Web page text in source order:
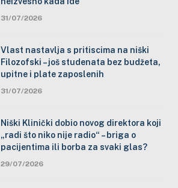
31/07/2026
Vlast nastavlja s pritiscima na niški
Filozofski – još studenata bez budžeta,
upitne i plate zaposlenih
31/07/2026
Niški Klinički dobio novog direktora koji
„radi što niko nije radio“ – briga o
pacijentima ili borba za svaki glas?
29/07/2026